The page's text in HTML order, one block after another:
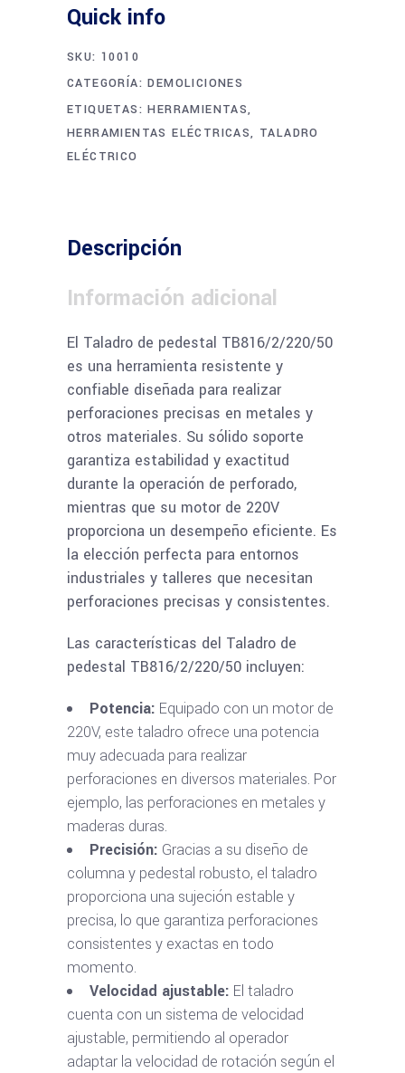
Quick info
SKU: 10010
CATEGORÍA:DEMOLICIONES
ETIQUETAS:HERRAMIENTAS,
HERRAMIENTAS ELÉCTRICAS, TALADRO
ELÉCTRICO
Descripción
Información adicional
El Taladro de pedestal TB816/2/220/50
es una herramienta resistente y
confiable diseñada para realizar
perforaciones precisas en metales y
otros materiales. Su sólido soporte
garantiza estabilidad y exactitud
durante la operación de perforado,
mientras que su motor de 220V
proporciona un desempeño eficiente. Es
la elección perfecta para entornos
industriales y talleres que necesitan
perforaciones precisas y consistentes.
Las características del Taladro de
pedestal TB816/2/220/50 incluyen:
Potencia: Equipado con un motor de
220V, este taladro ofrece una potencia
muy adecuada para realizar
perforaciones en diversos materiales. Por
ejemplo, las perforaciones en metales y
maderas duras.
Precisión: Gracias a su diseño de
columna y pedestal robusto, el taladro
proporciona una sujeción estable y
precisa, lo que garantiza perforaciones
consistentes y exactas en todo
momento.
Velocidad ajustable: El taladro
cuenta con un sistema de velocidad
ajustable, permitiendo al operador
adaptar la velocidad de rotación según el